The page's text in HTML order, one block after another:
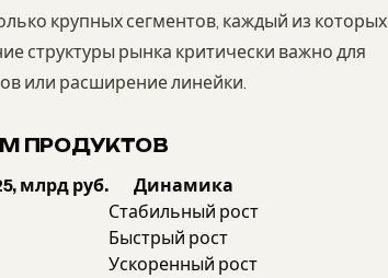
крупных сегментов, каждый из которых
структуры рынка критически важно для
или расширение линейки.
ПРОДУКТОВ
млрд руб.
Динамика
Стабильный рост
Быстрый рост
Ускоренный рост